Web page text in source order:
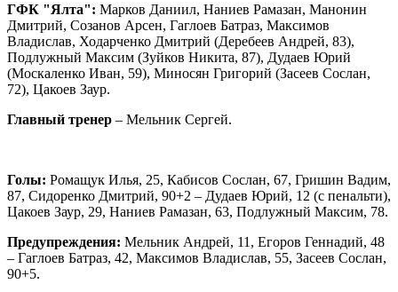
ГФК "Ялта": Марков Даниил, Наниев Рамазан, Манонин
Дмитрий, Созанов Арсен, Гаглоев Батраз, Максимов
Владислав, Ходарченко Дмитрий (Деребеев Андрей, 83),
Подлужный Максим (Зуйков Никита, 87), Дудаев Юрий
(Москаленко Иван, 59), Миносян Григорий (Засеев Сослан,
72), Цакоев Заур.
Главный тренер – Мельник Сергей.
Голы: Ромащук Илья, 25, Кабисов Сослан, 67, Гришин Вадим,
87, Сидоренко Дмитрий, 90+2 – Дудаев Юрий, 12 (с пенальти),
Цакоев Заур, 29, Наниев Рамазан, 63, Подлужный Максим, 78.
Предупреждения: Мельник Андрей, 11, Егоров Геннадий, 48
– Гаглоев Батраз, 42, Максимов Владислав, 55, Засеев Сослан,
90+5.